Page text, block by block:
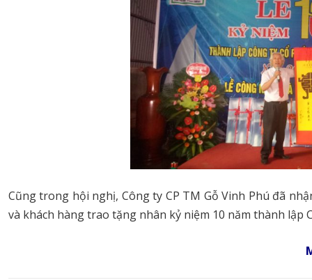
Cũng trong hội nghị, Công ty CP TM Gỗ Vinh Phú đã
và khách hàng trao tặng nhân kỷ niệm 10 năm thành lập